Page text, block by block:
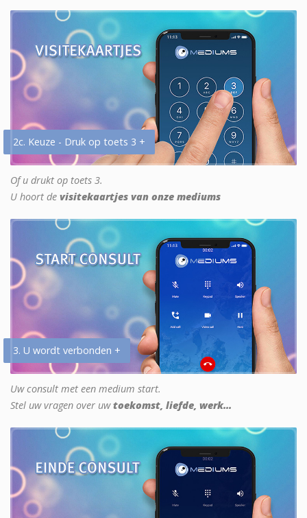
2c. Keuze - Druk op toets 3 +
Of u drukt op toets 3.
U hoort de visitekaartjes van onze mediums
3. U wordt verbonden +
Uw consult met een medium start.
Stel uw vragen over uwtoekomst, liefde, werk...